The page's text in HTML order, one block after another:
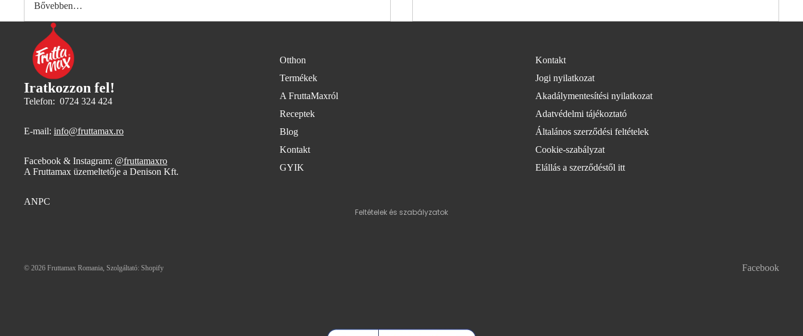
Bővebben…
Iratkozzon fel!
Telefon: 0724 324 424
E-mail: info@fruttamax.ro
Facebook & Instagram: @fruttamaxro
A Fruttamax üzemeltetője a Denison Kft.
ANPC
Otthon
Termékek
A FruttaMaxról
Receptek
Blog
Kontakt
GYIK
Kontakt
Jogi nyilatkozat
Akadálymentesítési nyilatkozat
Adatvédelmi tájékoztató
Általános szerződési feltételek
Cookie-szabályzat
Elállás a szerződéstől itt
© 2026 Fruttamax Romania , Szolgáltató: Shopify
Feltételek és szabályzatok
Facebook